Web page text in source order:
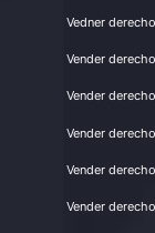
Vedner
Vender
Vender
Vender
Vender
Vender